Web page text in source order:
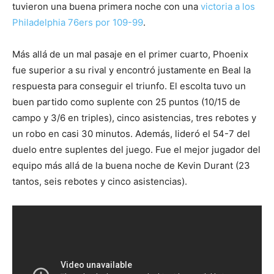
tuvieron una buena primera noche con una victoria a los
Philadelphia 76ers por 109-99.
Más allá de un mal pasaje en el primer cuarto, Phoenix
fue superior a su rival y encontró justamente en Beal la
respuesta para conseguir el triunfo. El escolta tuvo un
buen partido como suplente con 25 puntos (10/15 de
campo y 3/6 en triples), cinco asistencias, tres rebotes y
un robo en casi 30 minutos. Además, lideró el 54-7 del
duelo entre suplentes del juego. Fue el mejor jugador del
equipo más allá de la buena noche de Kevin Durant (23
tantos, seis rebotes y cinco asistencias).